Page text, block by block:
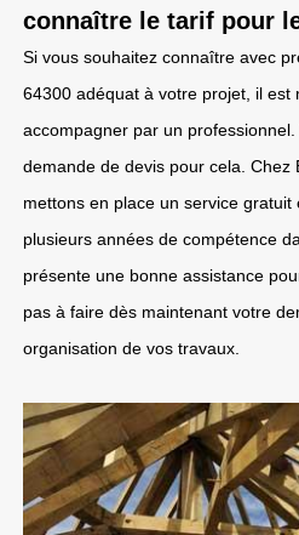
connaître le tarif pour
Si vous souhaitez connaître avec
64300 adéquat à votre projet, il est
accompagner par un
demande de devis pour cela. Chez
mettons en place un service
plusieurs années de compétence
présente une bonne assistance
pas à faire dès maintenant votre
organisation de vos travaux.